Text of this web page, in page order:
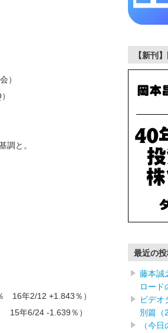
）
調と。
年2/12 +1.843％）
年6/24 -1.639％）
【新刊
最近の
藤本誠
ロード
ビデオ
別篇（
（今